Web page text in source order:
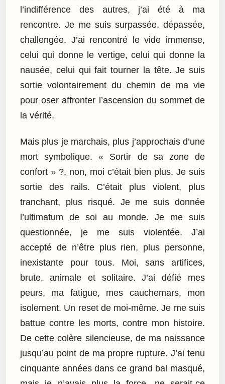
l’indifférence des autres, j’ai été à ma
rencontre. Je me suis surpassée, dépassée,
challengée. J’ai rencontré le vide immense,
celui qui donne le vertige, celui qui donne la
nausée, celui qui fait tourner la tête. Je suis
sortie volontairement du chemin de ma vie
pour oser affronter l’ascension du sommet de
la vérité.
Mais plus je marchais, plus j’approchais d’une
mort symbolique. « Sortir de sa zone de
confort » ?, non, moi c’était bien plus. Je suis
sortie des rails. C’était plus violent, plus
tranchant, plus risqué. Je me suis donnée
l’ultimatum de soi au monde. Je me suis
questionnée, je me suis violentée. J’ai
accepté de n’être plus rien, plus personne,
inexistante pour tous. Moi, sans artifices,
brute, animale et solitaire. J’ai défié mes
peurs, ma fatigue, mes cauchemars, mon
isolement. Un reset de moi-même. Je me suis
battue contre les morts, contre mon histoire.
De cette colère silencieuse, de ma naissance
jusqu’au point de ma propre rupture. J’ai tenu
cinquante années dans ce grand bal masqué,